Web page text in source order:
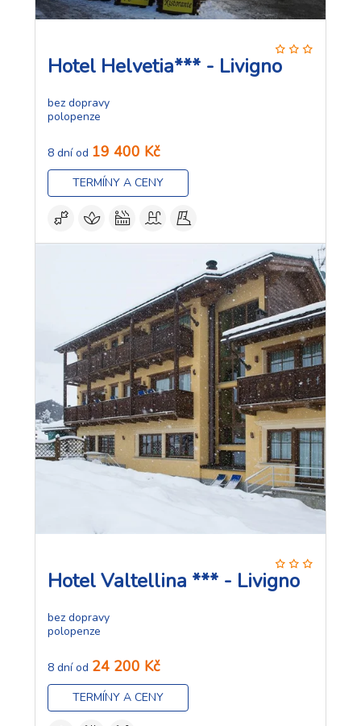
Hotel Helvetia*** - Livigno
bez dopravy
polopenze
8 dní od 19 400 Kč
TERMÍNY A CENY
Hotel Valtellina *** - Livigno
bez dopravy
polopenze
8 dní od 24 200 Kč
TERMÍNY A CENY